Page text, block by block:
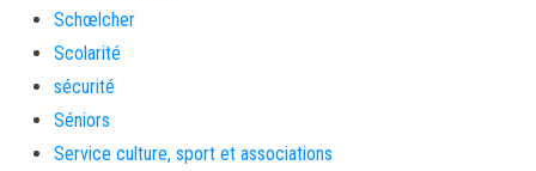
Schœlcher
Scolarité
sécurité
Séniors
Service culture, sport et associations